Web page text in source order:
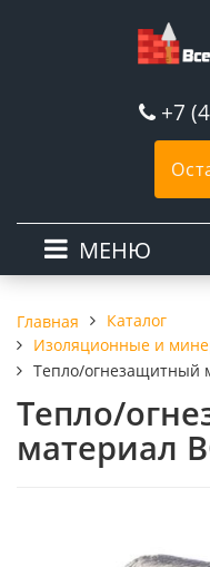
+7
МЕНЮ
Главная
Каталог
Изоляционные и
Тепло/огнезащитный
Тепло/
материал